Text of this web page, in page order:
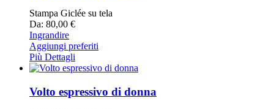
Stampa Giclée su tela
Da: 80,00 €
Ingrandire
Aggiungi preferiti
Più Dettagli
Volto espressivo di donna